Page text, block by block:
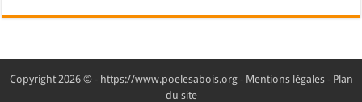
Copyright 2026 © - https://www.poelesabois.org - Mentions légales- Plan
du site